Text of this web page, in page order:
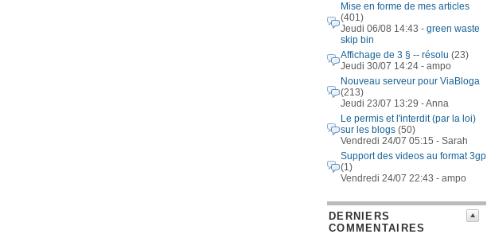
Mise en forme de mes articles
(401)
Jeudi 06/08 14:43 - green waste
skip bin
Affichage de 3 § -- résolu (23)
Jeudi 30/07 14:24 - ampo
Nouveau serveur pour ViaBloga
(213)
Jeudi 23/07 13:29 - Anna
Le permis et l'interdit (par la loi)
sur les blogs (50)
Vendredi 24/07 05:15 - Sarah
Support des videos au format 3gp
(1)
Vendredi 24/07 22:43 - ampo
DERNIERS
COMMENTAIRES